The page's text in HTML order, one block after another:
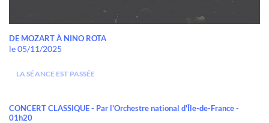
DE MOZART À NINO ROTA
le 05/11/2025
LA SÉANCE EST PASSÉE
CONCERT CLASSIQUE - Par l'Orchestre national d'Île-de-France -
01h20